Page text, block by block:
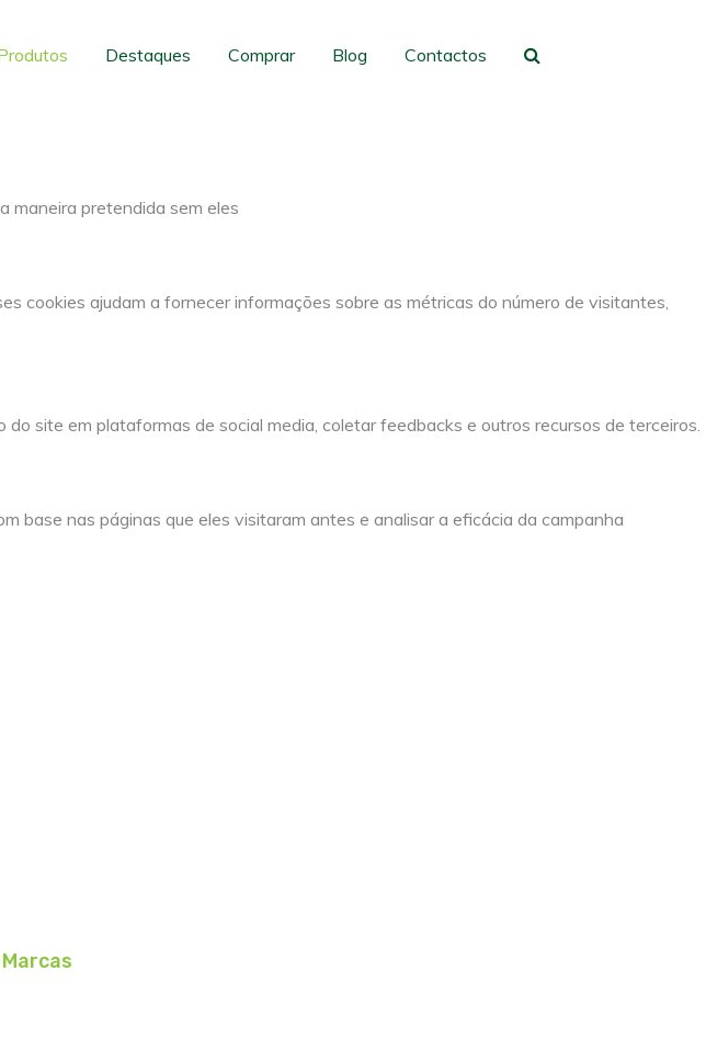
experiência de navegação e acesso a todas as funcionalidades.
maneira pretendida sem eles
cookies ajudam a fornecer informações sobre as métricas do número de visitantes,
site em plataformas de social media, coletar feedbacks e outros recursos de terceiros.
base nas páginas que eles visitaram antes e analisar a eficácia da campanha
Destaques Comprar Blog Contactos
Marcas